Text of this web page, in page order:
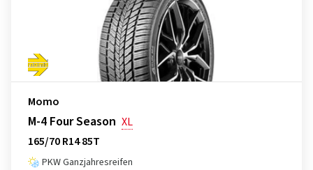
Momo
M-4 Four Season XL
165/70 R14 85T
PKW Ganzjahresreifen